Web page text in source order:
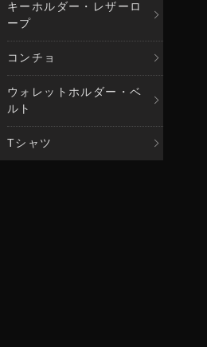
キーホルダー・レザーロ
ープ
コンチョ
ウォレットホルダー・ベ
ルト
Tシャツ